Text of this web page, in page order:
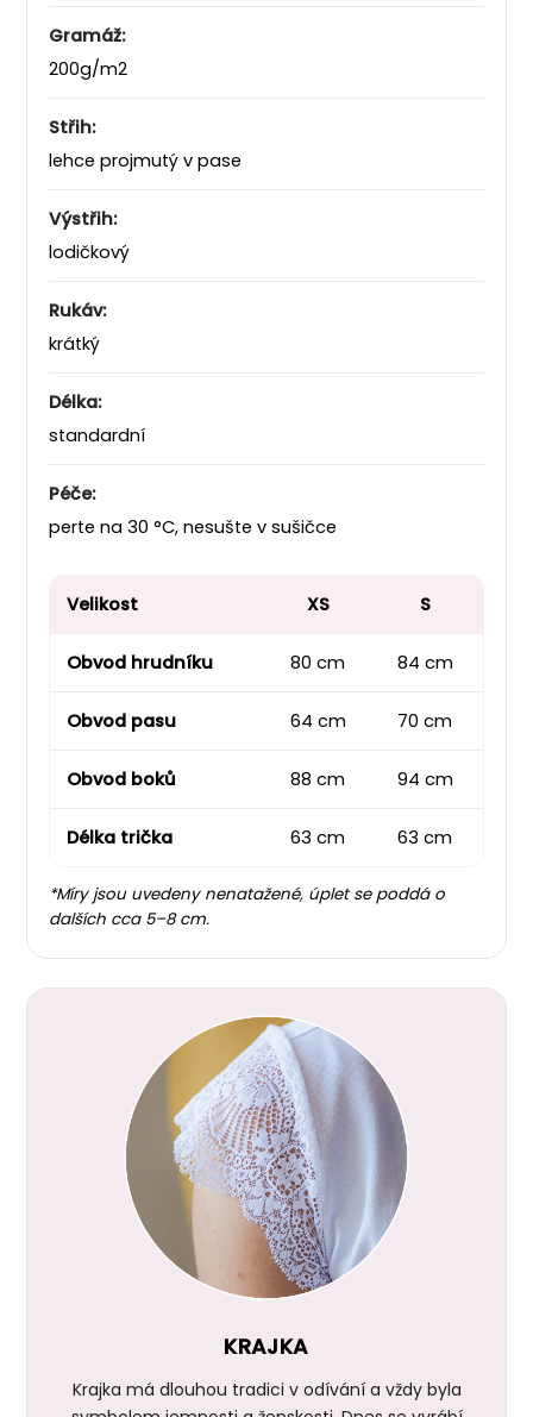
Gramáž:
200g/m2
Střih:
lehce projmutý v pase
Výstřih:
lodičkový
Rukáv:
krátký
Délka:
standardní
Péče:
perte na 30 °C, nesušte v sušičce
Velikost XS S
Obvod hrudníku 80 cm 84 cm
Obvod pasu 64 cm 70 cm
Obvod boků 88 cm 94 cm
Délka trička 63 cm 63 cm
*Míry jsou uvedeny nenatažené, úplet se poddá o
dalších cca 5–8 cm.
KRAJKA
Krajka má dlouhou tradici v odívání a vždy byla